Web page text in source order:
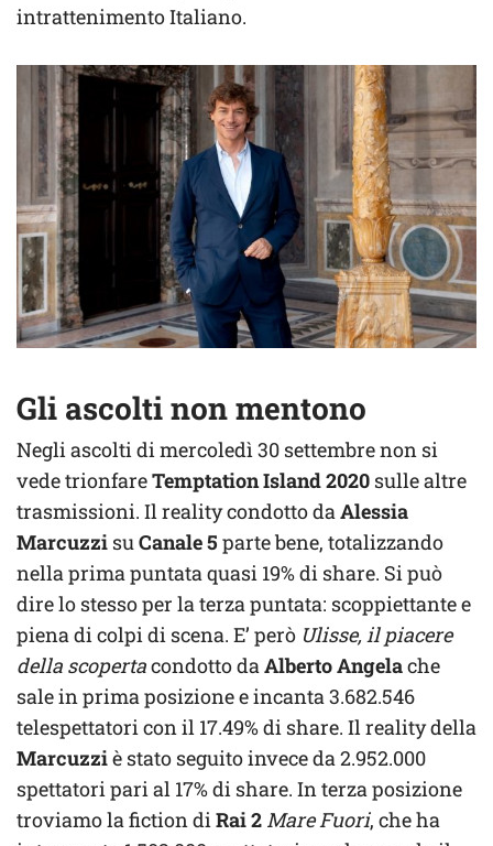
intrattenimento Italiano.
Gli ascolti non mentono
Negli ascolti di mercoledì 30 settembre non si
vede trionfareTemptation Island 2020 sulle altre
trasmissioni. Il reality condotto da Alessia
Marcuzzi su Canale 5 parte bene, totalizzando
nella prima puntata quasi 19% di share. Si può
dire lo stesso per la terza puntata: scoppiettante e
piena di colpi di scena. E’ però Ulisse, il piacere
della scopertacondotto da Alberto Angelache
sale in prima posizione e incanta 3.682.546
telespettatori con il 17.49% di share. Il reality della
Marcuzziè stato seguito invece da 2.952.000
spettatori pari al 17% di share. In terza posizione
troviamo la fiction di Rai 2 Mare Fuori, che ha